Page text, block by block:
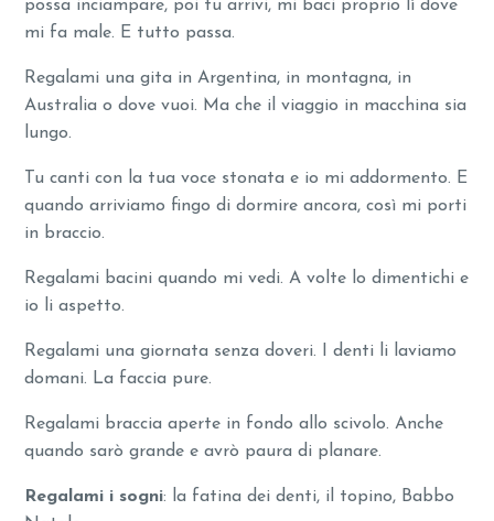
possa inciampare, poi tu arrivi, mi baci proprio lì dove
mi fa male. E tutto passa.
Regalami una gita in Argentina, in montagna, in
Australia o dove vuoi. Ma che il viaggio in macchina sia
lungo.
Tu canti con la tua voce stonata e io mi addormento. E
quando arriviamo fingo di dormire ancora, così mi porti
in braccio.
Regalami bacini quando mi vedi. A volte lo dimentichi e
io li aspetto.
Regalami una giornata senza doveri. I denti li laviamo
domani. La faccia pure.
Regalami braccia aperte in fondo allo scivolo. Anche
quando sarò grande e avrò paura di planare.
Regalami i sogni: la fatina dei denti, il topino, Babbo